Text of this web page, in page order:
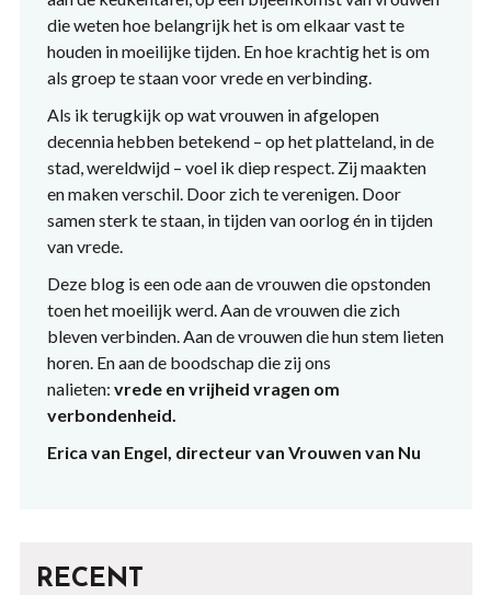
die weten hoe belangrijk het is om elkaar vast te
houden in moeilijke tijden. En hoe krachtig het is om
als groep te staan voor vrede en verbinding.
Als ik terugkijk op wat vrouwen in afgelopen
decennia hebben betekend – op het platteland, in de
stad, wereldwijd – voel ik diep respect. Zij maakten
en maken verschil. Door zich te verenigen. Door
samen sterk te staan, in tijden van oorlog én in tijden
van vrede.
Deze blog is een ode aan de vrouwen die opstonden
toen het moeilijk werd. Aan de vrouwen die zich
bleven verbinden. Aan de vrouwen die hun stem lieten
horen. En aan de boodschap die zij ons
nalieten: vrede en vrijheid vragen om
verbondenheid.
Erica van Engel, directeur van Vrouwen van Nu
RECENT